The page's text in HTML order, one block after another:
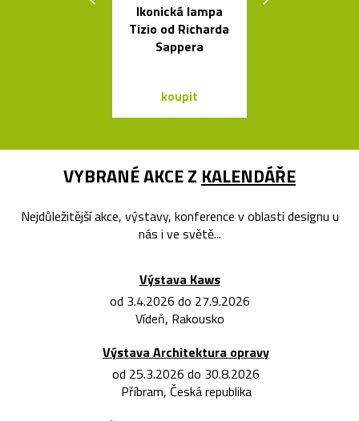
Ikonická lampa
Tizio od Richarda
Sappera
koupit
VYBRANÉ AKCE Z KALENDÁŘE
Nejdůležitější akce, výstavy, konference v oblasti designu u
nás i ve světě...
Výstava Kaws
od 3.4.2026 do 27.9.2026
Vídeň, Rakousko
Výstava Architektura opravy
od 25.3.2026 do 30.8.2026
Příbram, Česká republika